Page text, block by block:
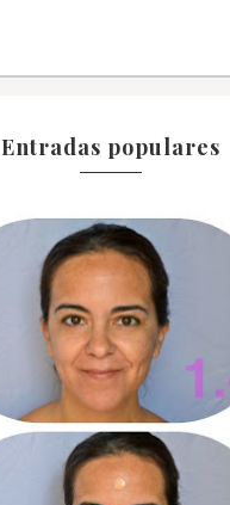
Entradas populares